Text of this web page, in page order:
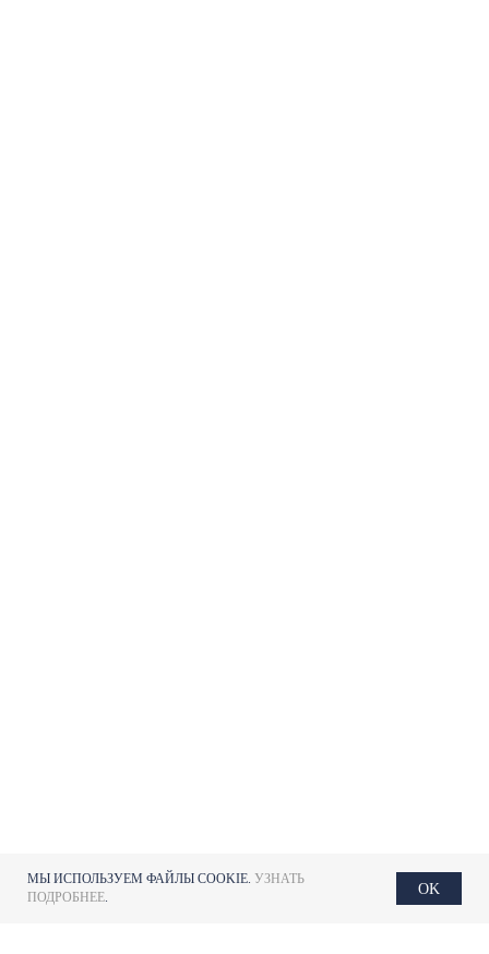
МЫ ИСПОЛЬЗУЕМ ФАЙЛЫ COOKIE. УЗНАТЬ
ПОДРОБНЕЕ.
OK